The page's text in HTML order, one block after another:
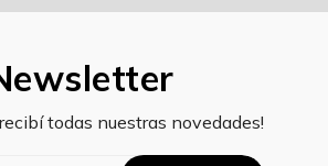
todas nuestras novedades!